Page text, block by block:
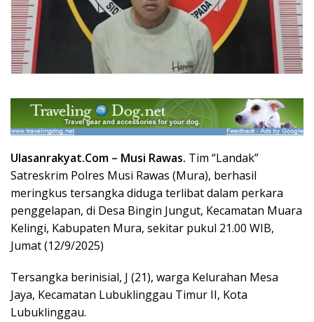
Ulasanrakyat.Com – Musi Rawas. Tim “Landak”
Satreskrim Polres Musi Rawas (Mura), berhasil
meringkus tersangka diduga terlibat dalam perkara
penggelapan, di Desa Bingin Jungut, Kecamatan Muara
Kelingi, Kabupaten Mura, sekitar pukul 21.00 WIB,
Jumat (12/9/2025)
Tersangka berinisial, J (21), warga Kelurahan Mesa
Jaya, Kecamatan Lubuklinggau Timur II, Kota
Lubuklinggau.